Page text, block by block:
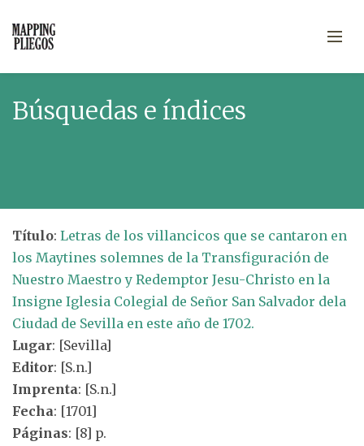
Búsquedas e índices
Título: Letras de los villancicos que se cantaron en
los Maytines solemnes de la Transfiguración de
Nuestro Maestro y Redemptor Jesu-Christo en la
Insigne Iglesia Colegial de Señor San Salvador dela
Ciudad de Sevilla en este año de 1702.
Lugar: [Sevilla]
Editor: [S.n.]
Imprenta: [S.n.]
Fecha: [1701]
Páginas: [8] p.